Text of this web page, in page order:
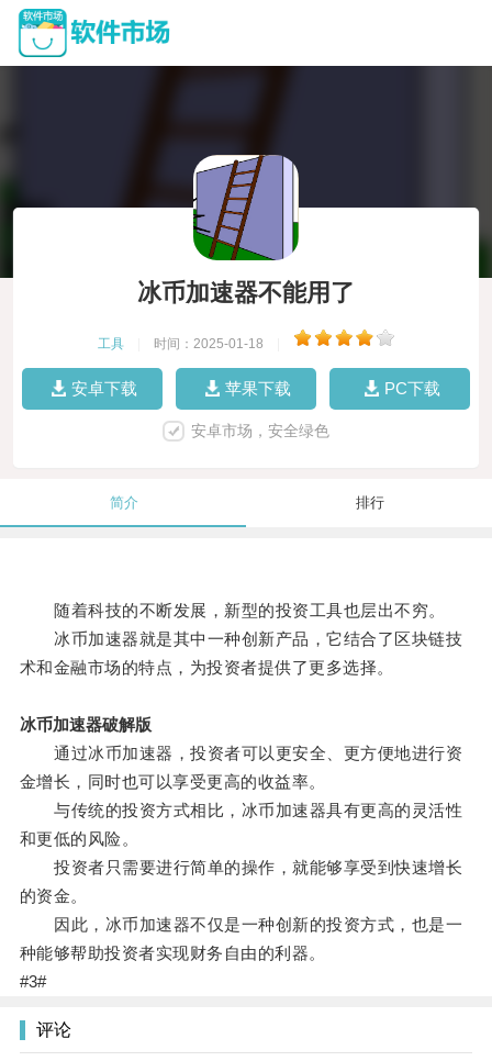
冰币加速器不能用了
工具 时间：2025-01-18
安卓下载 苹果下载 PC下载
安卓市场，安全绿色
简介 排行
随着科技的不断发展，新型的投资工具也层出不穷。
冰币加速器就是其中一种创新产品，它结合了区块链技
术和金融市场的特点，为投资者提供了更多选择。
冰币加速器破解版
通过冰币加速器，投资者可以更安全、更方便地进行资
金增长，同时也可以享受更高的收益率。
与传统的投资方式相比，冰币加速器具有更高的灵活性
和更低的风险。
投资者只需要进行简单的操作，就能够享受到快速增长
的资金。
因此，冰币加速器不仅是一种创新的投资方式，也是一
种能够帮助投资者实现财务自由的利器。
#3#
评论